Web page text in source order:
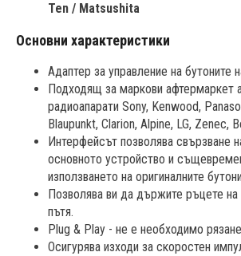
Ten / Matsushita
Основни характеристики
Адаптер за управление на бутоните
Подходящ за маркови афтермаркет
радиоапарати Sony, Kenwood,
Blaupunkt, Clarion, Alpine, LG, Zenec,
Интерфейсът позволява свързване
основното устройство и
използването на оригиналните
Позволява ви да държите ръцете на
пътя.
Plug & Play - не е необходимо
Осигурява изходи за скоростен